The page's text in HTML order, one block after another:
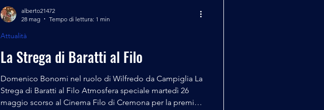
La Strega di Baratti al Filo
Domenico Bonomi nel ruolo di Wilfredo da Campiglia La
Strega di Baratti al Filo Atmosfera speciale martedì 26
maggio scorso al Cinema Filo di Cremona per la premiere
Attualità
alberto21472
28 mag
Tempo di lettura: 1 min